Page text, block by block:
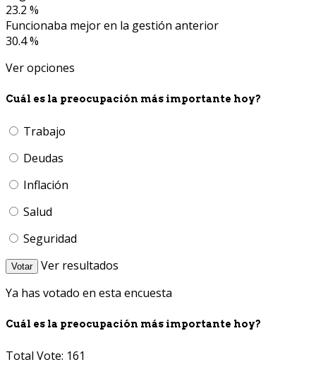
23.2 %
Funcionaba mejor en la gestión anterior
30.4 %
Ver opciones
Cuál es la preocupación más importante hoy?
Trabajo
Deudas
Inflación
Salud
Seguridad
Votar
Ver resultados
Ya has votado en esta encuesta
Cuál es la preocupación más importante hoy?
Total Vote: 161